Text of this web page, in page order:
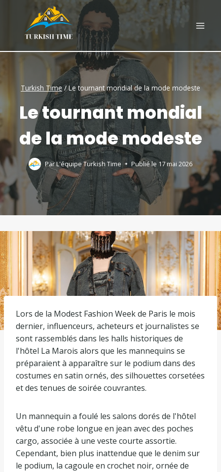
content
Turkish Time/Le tournant mondial de la mode modeste
Le tournant mondial
de la mode modeste
ParL'équipe Turkish Time Publié le 17 mai 2026
Lors de la Modest Fashion Week de Paris le mois
dernier, influenceurs, acheteurs et journalistes se
sont rassemblés dans les halls historiques de
l'hôtel La Marois alors que les mannequins se
préparaient à apparaître sur le podium dans des
costumes en satin ornés, des silhouettes corsetées
et des tenues de soirée couvrantes.
Un mannequin a foulé les salons dorés de l'hôtel
vêtu d'une robe longue en jean avec des poches
cargo, associée à une veste courte assortie.
Cependant, bien plus inattendue que le denim sur
le podium, la cagoule en crochet noir, ornée de